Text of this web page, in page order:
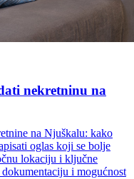
nekretninu na
na Njuškalu: kako
oglas koji se bolje
lokaciju i ključne
i mogućnost